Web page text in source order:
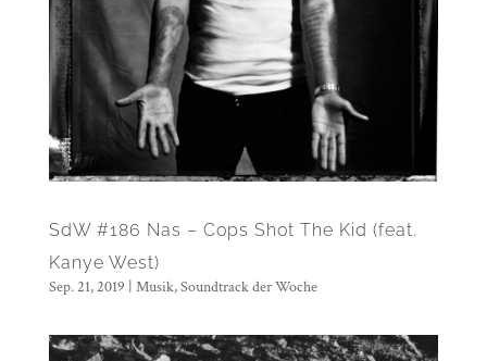
SdW #186 Nas – Cops Shot The Kid (feat.
Kanye West)
Sep. 21, 2019 Musik,Soundtrack der Woche